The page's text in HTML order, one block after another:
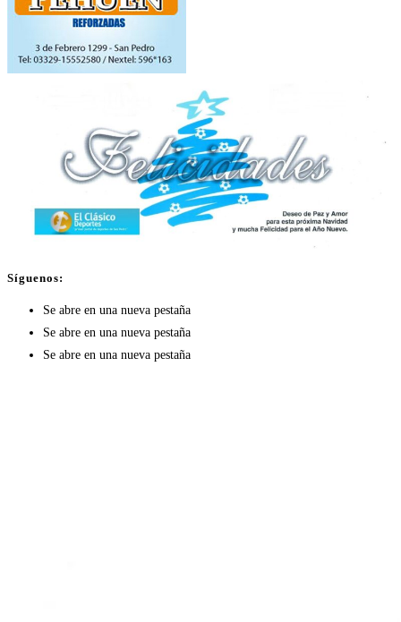
Síguenos:
Se abre en una nueva pestaña
Se abre en una nueva pestaña
Se abre en una nueva pestaña